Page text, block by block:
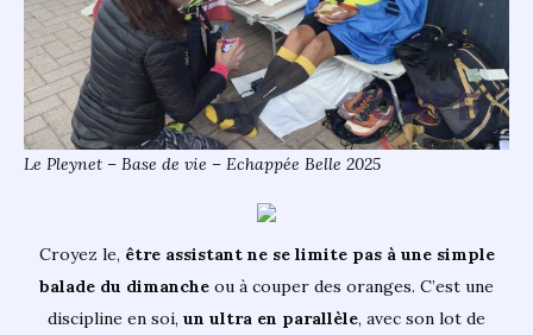
Le Pleynet – Base de vie – Echappée Belle 2025
Croyez le, être assistant ne se limite pas à une simple
balade du dimanche ou à couper des oranges. C’est une
discipline en soi, un ultra en parallèle, avec son lot de